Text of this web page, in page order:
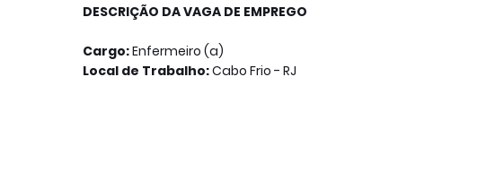
DESCRIÇÃO DA VAGA DE EMPREGO
Cargo:Enfermeiro (a)
Local de Trabalho:Cabo Frio - RJ